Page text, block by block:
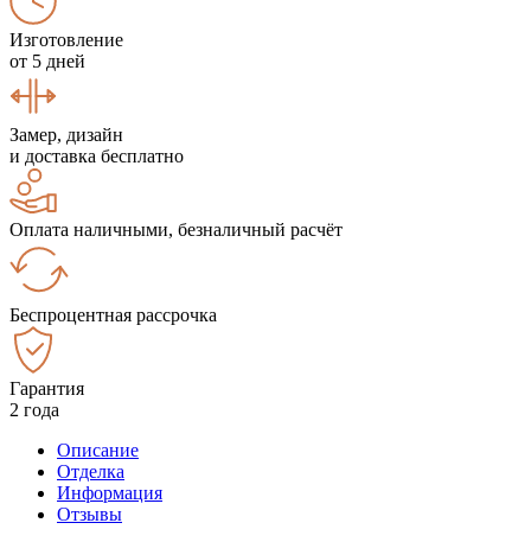
Изготовление
от 5 дней
Замер, дизайн
и доставка бесплатно
Оплата наличными, безналичный расчёт
Беспроцентная рассрочка
Гарантия
2 года
Описание
Отделка
Информация
Отзывы